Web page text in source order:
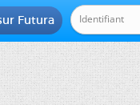
Futura